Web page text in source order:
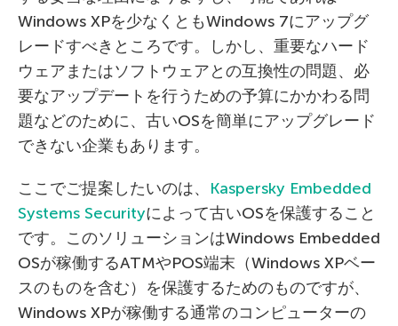
Windows XPを少なくともWindows 7にアップグ
レードすべきところです。しかし、重要なハード
ウェアまたはソフトウェアとの互換性の問題、必
要なアップデートを行うための予算にかかわる問
題などのために、古いOSを簡単にアップグレード
できない企業もあります。
ここでご提案したいのは、 Kaspersky Embedded
Systems Securityによって古いOSを保護すること
です。このソリューションはWindows Embedded
OSが稼働するATMやPOS端末（Windows XPベー
スのものを含む）を保護するためのものですが、
Windows XPが稼働する通常のコンピューターの